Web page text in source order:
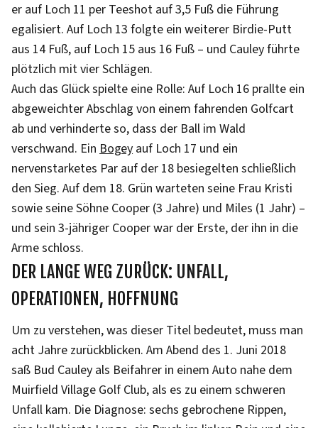
er auf Loch 11 per Teeshot auf 3,5 Fuß die Führung
egalisiert. Auf Loch 13 folgte ein weiterer Birdie-Putt
aus 14 Fuß, auf Loch 15 aus 16 Fuß – und Cauley führte
plötzlich mit vier Schlägen.
Auch das Glück spielte eine Rolle: Auf Loch 16 prallte ein
abgeweichter Abschlag von einem fahrenden Golfcart
ab und verhinderte so, dass der Ball im Wald
verschwand. Ein Bogeyauf Loch 17 und ein
nervenstarketes Par auf der 18 besiegelten schließlich
den Sieg. Auf dem 18. Grün warteten seine Frau Kristi
sowie seine Söhne Cooper (3 Jahre) und Miles (1 Jahr) –
und sein 3-jähriger Cooper war der Erste, der ihn in die
Arme schloss.
DER LANGE WEG ZURÜCK: UNFALL,
OPERATIONEN, HOFFNUNG
Um zu verstehen, was dieser Titel bedeutet, muss man
acht Jahre zurückblicken. Am Abend des 1. Juni 2018
saß Bud Cauley als Beifahrer in einem Auto nahe dem
Muirfield Village Golf Club, als es zu einem schweren
Unfall kam. Die Diagnose: sechs gebrochene Rippen,